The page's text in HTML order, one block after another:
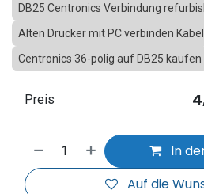
DB25 Centronics Verbindung
Alten Drucker mit PC verbinden Kabel
Centronics 36-polig auf DB25 kaufen
In
Auf die
Preis